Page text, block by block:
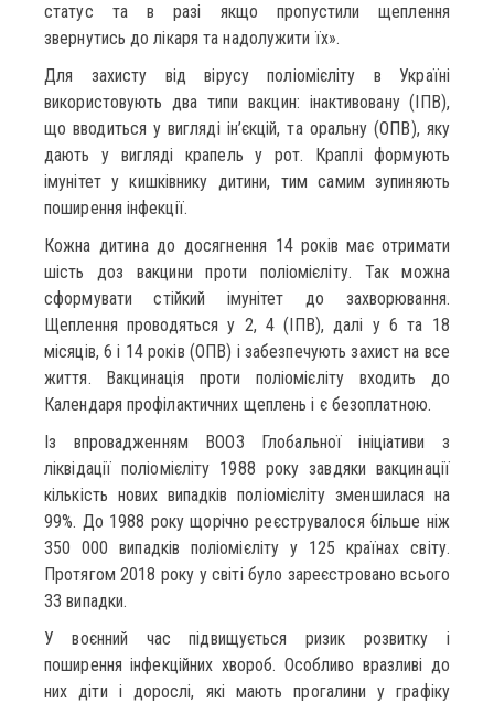
статус та в разі якщо пропустили щеплення
звернутись до лікаря та надолужити їх».
Для захисту від вірусу поліомієліту в Україні
використовують два типи вакцин: інактивовану (ІПВ),
що вводиться у вигляді ін’єкцій, та оральну (ОПВ), яку
дають у вигляді крапель у рот. Краплі формують
імунітет у кишківнику дитини, тим самим зупиняють
поширення інфекції.
Кожна дитина до досягнення 14 років має отримати
шість доз вакцини проти поліомієліту. Так можна
сформувати стійкий імунітет до захворювання.
Щеплення проводяться у 2, 4 (ІПВ), далі у 6 та 18
місяців, 6 і 14 років (ОПВ) і забезпечують захист на все
життя. Вакцинація проти поліомієліту входить до
Календаря профілактичних щеплень і є безоплатною.
Із впровадженням ВООЗ Глобальної ініціативи з
ліквідації поліомієліту 1988 року завдяки вакцинації
кількість нових випадків поліомієліту зменшилася на
99%. До 1988 року щорічно реєструвалося більше ніж
350 000 випадків поліомієліту у 125 країнах світу.
Протягом 2018 року у світі було зареєстровано всього
33 випадки.
У воєнний час підвищується ризик розвитку і
поширення інфекційних хвороб. Особливо вразливі до
них діти і дорослі, які мають прогалини у графіку